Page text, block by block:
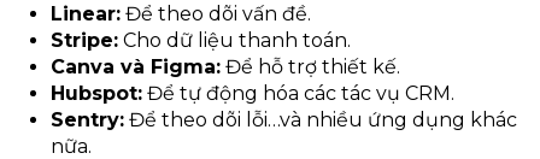
Linear: Để theo dõi vấn đề.
Stripe: Cho dữ liệu thanh toán.
Canva và Figma: Để hỗ trợ thiết kế.
Hubspot: Để tự động hóa các tác vụ CRM.
Sentry: Để theo dõi lỗi…và nhiều ứng dụng khác
nữa.